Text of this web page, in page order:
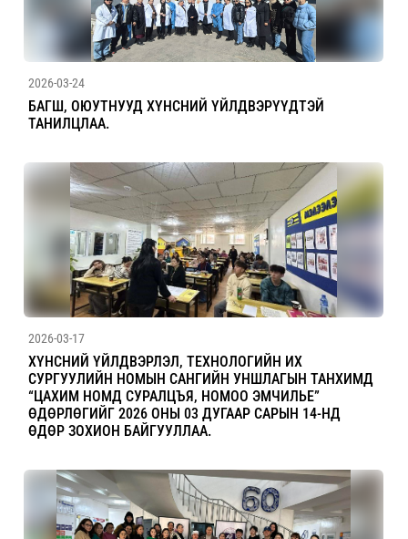
2026-03-24
БАГШ, ОЮУТНУУД ХҮНСНИЙ ҮЙЛДВЭРҮҮДТЭЙ
ТАНИЛЦЛАА.
2026-03-17
ХҮНСНИЙ ҮЙЛДВЭРЛЭЛ, ТЕХНОЛОГИЙН ИХ
СУРГУУЛИЙН НОМЫН САНГИЙН УНШЛАГЫН ТАНХИМД
“ЦАХИМ НОМД СУРАЛЦЪЯ, НОМОО ЭМЧИЛЬЕ”
ӨДӨРЛӨГИЙГ 2026 ОНЫ 03 ДУГААР САРЫН 14-НД
ӨДӨР ЗОХИОН БАЙГУУЛЛАА.